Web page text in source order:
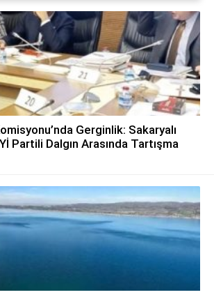
Gerginlik: Sakaryalı
Partili Dalgın Arasında Tartışma